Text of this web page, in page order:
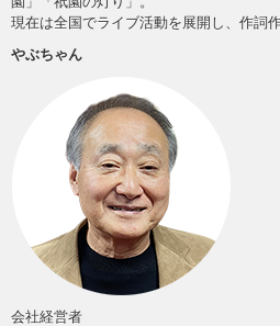
現在は全国でライブ活動を展開し、作詞
やぶちゃん
会社経営者